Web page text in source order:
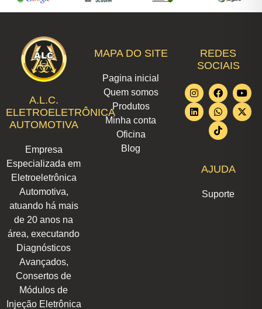
A.L.C.
ELETROELETRÔNICA
AUTOMOTIVA
Empresa
Especializada em
Eletroeletrônica
Automotiva,
atuando há mais
de 20 anos na
área, executando
Diagnósticos
Avançados,
Consertos de
Módulos de
Injeção Eletrônica
MAPA DO SITE
Pagina inicial
Quem somos
Produtos
Minha conta
Oficina
Blog
REDES
SOCIAIS
I
n
s
t
F
a
c
e
b
o
Y
o
u
t
L
i
n
k
W
h
a
t
s
a
X
-
t
w
T
i
k
t
o
k
AJUDA
Suporte